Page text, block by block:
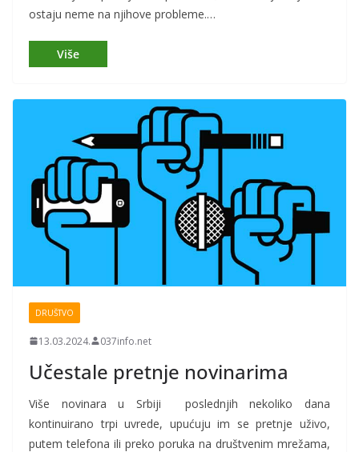
ostaju neme na njihove probleme.…
DRUŠTVO
13.03.2024. 037info.net
Učestale pretnje novinarima
Više novinara u Srbiji poslednjih nekoliko dana
kontinuirano trpi uvrede, upućuju im se pretnje uživo,
putem telefona ili preko poruka na društvenim mrežama,